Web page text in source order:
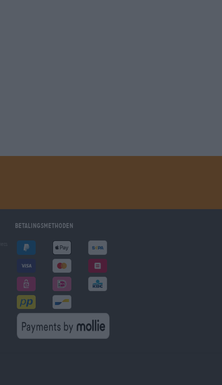
Betalingsmethoden